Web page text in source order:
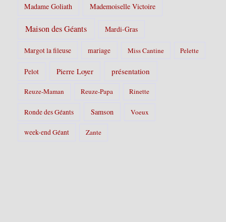
Madame Goliath Mademoiselle Victoire
Maison des Géants Mardi-Gras
Margot la fileuse mariage Miss Cantine Pelette
Pelot Pierre Loyer présentation
Reuze-Maman Reuze-Papa Rinette
Ronde des Géants Samson Voeux
week-end Géant Zante